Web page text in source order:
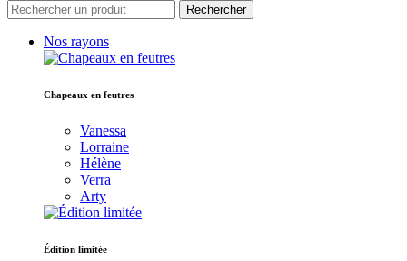
Rechercher
Nos rayons
Chapeaux en feutres
Vanessa
Lorraine
Hélène
Verra
Arty
Édition limitée